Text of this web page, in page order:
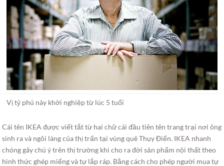
Vị tỷ phú này khởi nghiệp từ lúc 5 tuổi
Cái tên IKEA được viết tắt từ hai chữ cái đầu tiên tên trang trại nơi ông
sinh ra và ngôi làng của thị trấn tại vùng quê Thụy Điển. IKEA nhanh
chóng gây chú ý trên thị trường khi cho ra đời sản phẩm nội thất theo
hình thức ghép miếng và tự lắp ráp. Bằng cách cho phép người mua tự